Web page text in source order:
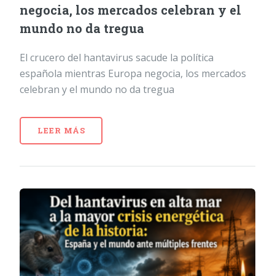
negocia, los mercados celebran y el
mundo no da tregua
El crucero del hantavirus sacude la política
española mientras Europa negocia, los mercados
celebran y el mundo no da tregua
LEER MÁS